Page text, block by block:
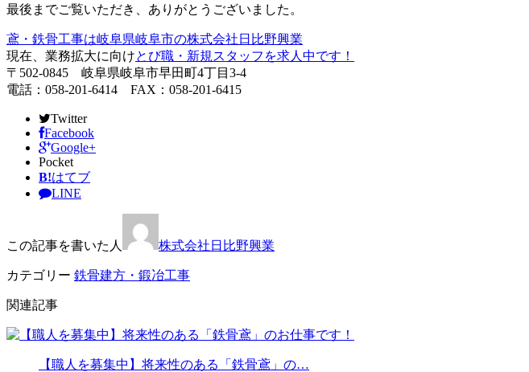
最後までご覧いただき、ありがとうございました。
鳶・鉄骨工事は岐阜県岐阜市の株式会社日比野興業
現在、業務拡大に向けとび職・新規スタッフを求人中です！
〒502-0845 岐阜県岐阜市早田町4丁目3-4
電話：058-201-6414 FAX：058-201-6415
Twitter
Facebook
Google+
Pocket
B!はてブ
LINE
この記事を書いた人 株式会社日比野興業
カテゴリー 鉄骨建方・鍛冶工事
関連記事
【職人を募集中】将来性のある「鉄骨鳶」の…